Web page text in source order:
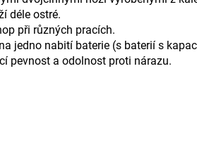
déle ostré.
při různých pracích.
jedno nabití baterie (s baterií s
pevnost a odolnost proti nárazu.